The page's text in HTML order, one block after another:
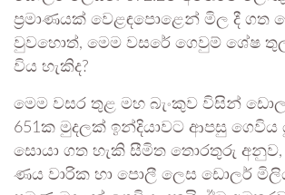
ප්‍රමාණයක් වෙළඳපොළෙන් මිල දී ගත
වුවහොත්, මෙම වස‍රේ ගෙවුම් ශේෂ
විය හැකිද?
මෙම වසර තුළ මහ බැංකුව විසින්
651ක මුදලක් ඉන්දියාවට ආපසු ගෙවිය
සොයා ගත හැකි සීමිත තොරතුරු අනුව,
ණය වාරික හා පොලී ලෙස ඩොලර්